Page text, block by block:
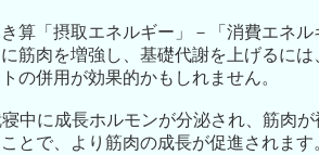
算「摂取エネルギー」－「消費エネ
筋肉を増強し、基礎代謝を上げるに
の併用が効果的かもしれません。
中に成長ホルモンが分泌され、筋肉
とで、より筋肉の成長が促進されま